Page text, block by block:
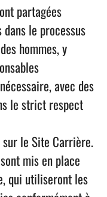
partagées
le processus
hommes, y
avec des
le strict respect
le Site Carrière.
mis en place
qui utiliseront les